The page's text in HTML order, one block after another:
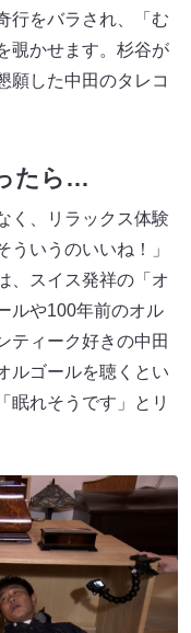
行をバラされ、「む
覗かせます。杉谷が
願した中田のタレコ
たら…
く、リラックス体験
いうのいいね！」
、スイス発祥の「オ
ルや100年前のオル
ティーク好きの中田
ルゴールを聴くとい
眠れそうです」とリ